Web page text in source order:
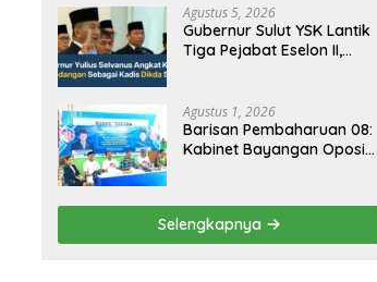
Agustus 5, 2026
Gubernur Sulut YSK Lantik
Tiga Pejabat Eselon II,
Agustus 1, 2026
Barisan Pembaharuan 08:
Kabinet Bayangan Oposisi
Asta Cita Prabowo-Gibran
Selengkapnya